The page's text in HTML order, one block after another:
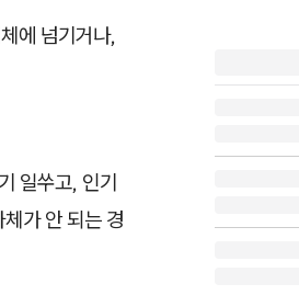
에 넘기거나,
일쑤고, 인기
가 안 되는 경